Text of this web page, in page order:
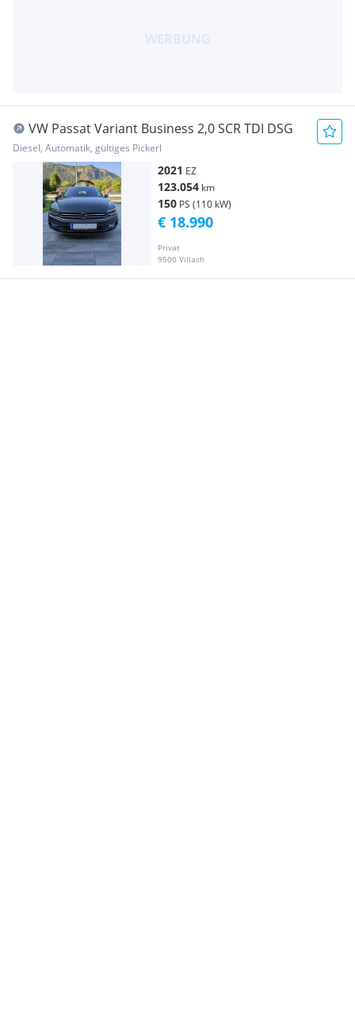
VW Passat Variant Business 2,0 SCR TDI DSG
Diesel, Automatik, gültiges Pickerl
2021 EZ
123.054 km
150 PS (110 kW)
Privat
9500 Villach
€ 18.990